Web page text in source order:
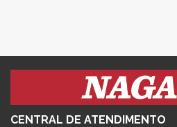
CENTRAL DE ATENDIMENTO